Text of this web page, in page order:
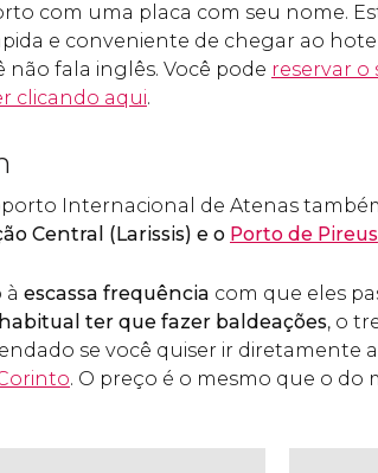
com uma placa com seu nome.
e conveniente de chegar ao
não fala inglês. Você pode reservar o
clicando aqui.
Internacional de Atenas
Central (Larissis) e o Porto de Pireus
à escassa frequência com que eles
ter que fazer baldeações, o
se você quiser ir diretamente
. O preço é o mesmo que o do